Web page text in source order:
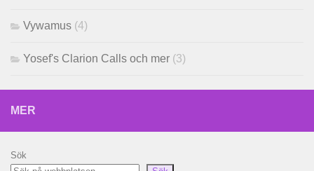
Vywamus (4)
Yosef's Clarion Calls och mer (3)
MER
Sök